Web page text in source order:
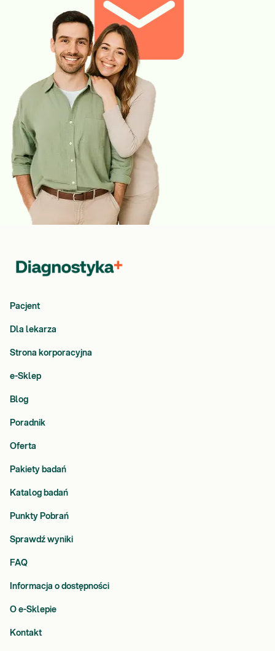
Pacjent
Dla lekarza
Strona korporacyjna
e-Sklep
Blog
Poradnik
Oferta
Pakiety badań
Katalog badań
Punkty Pobrań
Sprawdź wyniki
FAQ
Informacja o dostępności
O e-Sklepie
Kontakt